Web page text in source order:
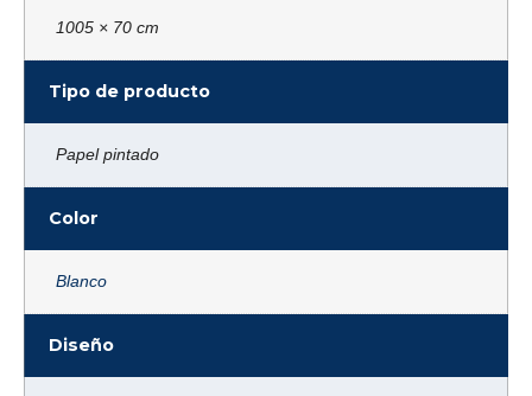
1005 × 70 cm
Tipo de producto
Papel pintado
Color
Blanco
Diseño